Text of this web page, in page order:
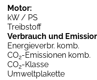
Motor:
kW / PS
Treibstoff
Verbrauch und
Energieverbr. komb.
CO2-Emissionen komb.
CO2-Klasse
Umweltplakette